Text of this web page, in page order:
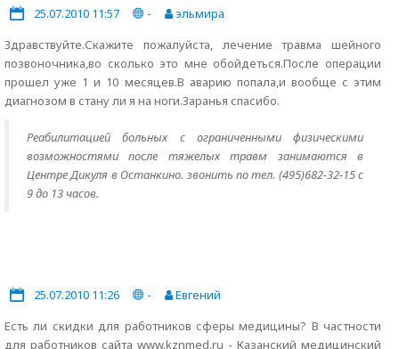
25.07.2010 11:57 -
эльмира
Здравствуйте.Скажите пожалуйста, лечение травма шейного
позвоночника,во сколько это мне обойдеться.После операции
прошел уже 1 и 10 месяцев.В аварию попала,и вообще с этим
диагнозом в стану ли я на ноги.Заранья спасибо.
Реабилитацией больных с ограниченными физическими
возможностями после тяжелых травм занимаются в
Центре Дикуля в Останкино. звонить по тел. (495)682-32-15 с
9 до 13 часов.
25.07.2010 11:26 -
Евгений
Есть ли скидки для работников сферы медицины? В частности
для работников сайта www.kznmed.ru - Казанский медицинский